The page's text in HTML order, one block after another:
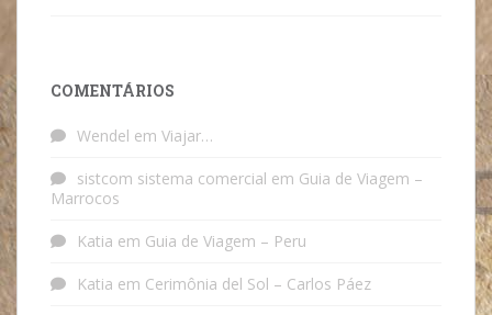
COMENTÁRIOS
Wendel em Viajar…
sistcom sistema comercial em Guia de Viagem –
Marrocos
Katia em Guia de Viagem – Peru
Katia em Cerimônia del Sol – Carlos Páez